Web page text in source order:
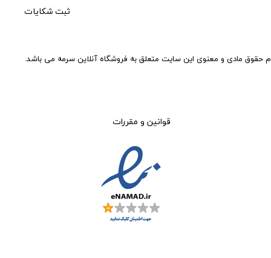
حقوق مادی و معنوی این سایت متعلق به فروشگاه آنلاین سرمه می باشد.
ثبت شکایات
قوانین و مقررات